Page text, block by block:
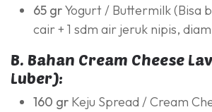
65 grYogurt / Buttermilk (Bisa
cair + 1 sdm air jeruk nipis,
B. Bahan Cream Cheese
Luber):
160 gr Keju Spread / Cream